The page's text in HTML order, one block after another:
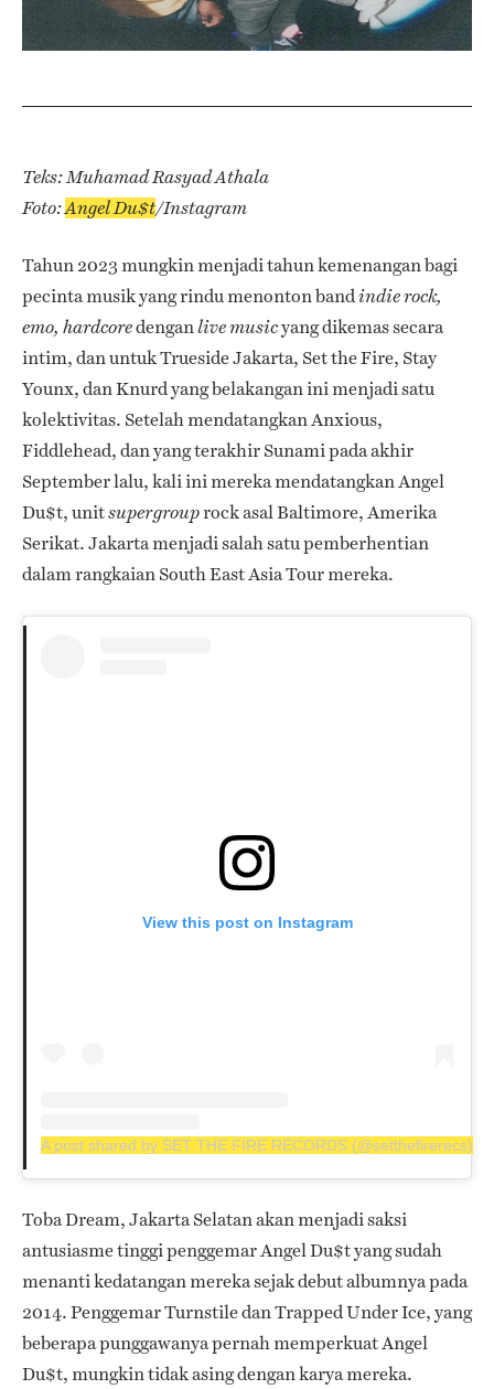
Teks: Muhamad Rasyad Athala
Foto:Angel Du$t/Instagram
Tahun 2023 mungkin menjadi tahun kemenangan bagi
pecinta musik yang rindu menonton bandindie rock,
emo, hardcoredenganlive musicyang dikemas secara
intim, dan untuk Trueside Jakarta, Set the Fire, Stay
Younx, dan Knurd yang belakangan ini menjadi satu
kolektivitas. Setelah mendatangkan Anxious,
Fiddlehead, dan yang terakhir Sunami pada akhir
September lalu, kali ini mereka mendatangkan Angel
Du$t, unitsupergrouprock asal Baltimore, Amerika
Serikat. Jakarta menjadi salah satu pemberhentian
dalam rangkaian South East Asia Tour mereka.
View this post on Instagram
A post shared by SET THE FIRE RECORDS (@setthefirerecs)
Toba Dream, Jakarta Selatan akan menjadi saksi
antusiasme tinggi penggemar Angel Du$t yang sudah
menanti kedatangan mereka sejak debut albumnya pada
2014. Penggemar Turnstile dan Trapped Under Ice, yang
beberapa punggawanya pernah memperkuat Angel
Du$t, mungkin tidak asing dengan karya mereka.